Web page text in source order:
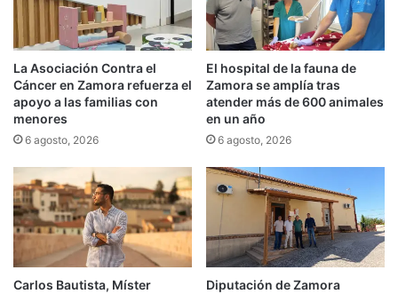
La Asociación Contra el
Cáncer en Zamora refuerza el
apoyo a las familias con
menores
6 agosto, 2026
El hospital de la fauna de
Zamora se amplía tras
atender más de 600 animales
en un año
6 agosto, 2026
Carlos Bautista, Míster Diputación de Zamora